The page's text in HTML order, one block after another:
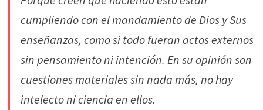
cumpliendo con el mandamiento de Dios y Sus
enseñanzas, como si todo fueran actos externos
sin pensamiento ni intención. En su opinión son
cuestiones materiales sin nada más, no hay
intelecto ni ciencia en ellos.